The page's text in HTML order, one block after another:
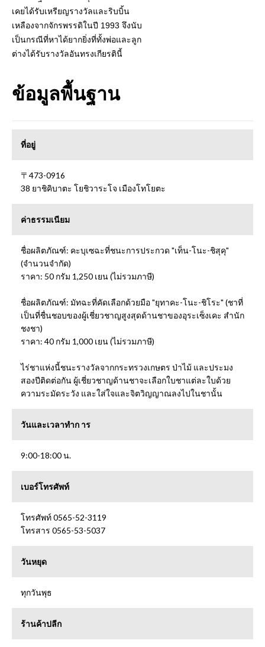
เคยได้รับเหรียญรางวัลและริบบิ้น
เหลืองจากจักรพรรดิในปี 1993 จึงนับ
เป็นกรณีที่หาได้ยากยิ่งที่ทั้งพ่อและลูก
ต่างได้รับรางวัลอันทรงเกียรตินี้
ข้อมูลพื้นฐาน
ที่อยู่
〒473-0916
38 ยาชิคิบาตะ โยชิวาระโจ เมืองโทโยตะ
ค่าธรรมเนียม
ชื่อผลิตภัณฑ์: คะบุเซฉะที่ชนะการประกวด "เท็น-โนะ-ชิสุคุ"
(จำนวนจำกัด)
ราคา: 50 กรัม 1,250 เยน (ไม่รวมภาษี)
ชื่อผลิตภัณฑ์: มัทฉะที่คัดเลือกด้วยมือ "ยุทาคะ-โนะ-ชิโระ" (ชาที่
เป็นที่ชื่นชอบของผู้เชี่ยวชาญสูงสุดด้านชาของอุระเซ็งเคะ สำนัก
ชงชา)
ราคา: 40 กรัม 1,000 เยน (ไม่รวมภาษี)
ไร่ชาแห่งนี้ชนะรางวัลจากกระทรวงเกษตร ป่าไม้ และประมง
สองปีติดต่อกัน ผู้เชี่ยวชาญด้านชาจะเลือกใบชาแต่ละใบด้วย
ความระมัดระวัง และใส่ใจและจิตวิญญาณลงไปในชานั้น
วันและเวลาทำก าร
9:00-18:00 น.
เบอร์โทรศัพท์
โทรศัพท์ 0565-52-3119
โทรสาร 0565-53-5037
วันหยุด
ทุกวันพุธ
ร้านค้าปลีก